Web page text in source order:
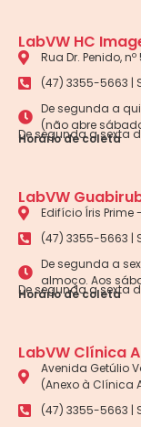
LabVW HC
Rua Dr. Penido,
(47) 3355-5663 |
De segunda a
(não abre
Horário de coleta
De segunda a sexta
LabVW
Edifício Íris Prime
(47) 3355-5663 |
De segunda a
almoço. Aos
Horário de coleta
De segunda a sexta
LabVW Clínica
Avenida Getúlio
(Anexo à Clínica
(47) 3355-5663 |